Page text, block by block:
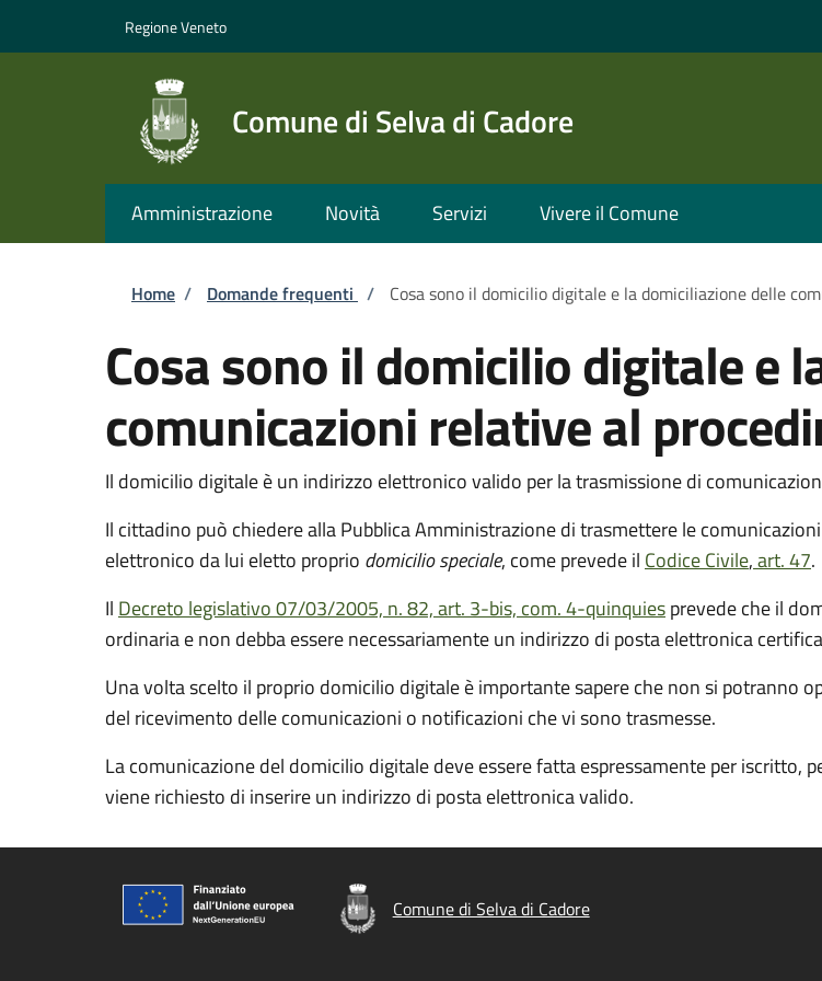
Regione Veneto
Comune di Selva di Cadore
Amministrazione Novità Servizi Vivere il Comune
Briciole di pane
Home / Domande frequenti / Cosa sono il domicilio digitale e la domiciliazione delle
Cosa sono il domicilio digitale e
comunicazioni relative al
Il domicilio digitale è un indirizzo elettronico valido per la trasmissione di
Il cittadino può chiedere alla Pubblica Amministrazione di trasmettere le
elettronico da lui eletto proprio domicilio speciale, come prevede il Codice Civile,art. 47.
Il Decreto legislativo 07/03/2005, n. 82, art. 3-bis, com. 4-quinquiesprevede che il
ordinaria e non debba essere necessariamente un indirizzo di posta elettronica
Una volta scelto il proprio domicilio digitale è importante sapere che non si potranno
del ricevimento delle comunicazioni o notificazioni che vi sono trasmesse.
La comunicazione del domicilio digitale deve essere fatta espressamente per
viene richiesto di inserire un indirizzo di posta elettronica valido.
Comune di Selva di Cadore